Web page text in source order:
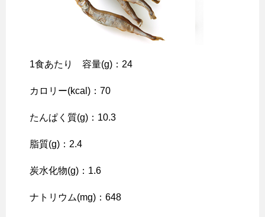
1食あたり 容量(g)：24
カロリー(kcal)：70
たんぱく質(g)：10.3
脂質(g)：2.4
炭水化物(g)：1.6
ナトリウム(mg)：648